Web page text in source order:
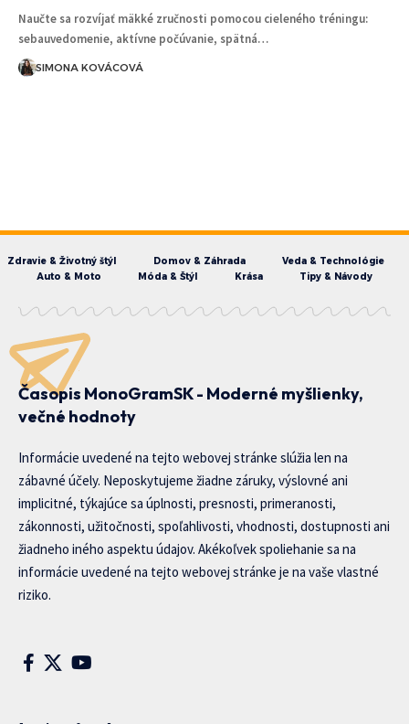
Naučte sa rozvíjať mäkké zručnosti pomocou cieleného tréningu:
sebauvedomenie, aktívne počúvanie, spätná…
SIMONA KOVÁCOVÁ
Zdravie & Životný štýl Domov & Záhrada
Veda & Technológie
Auto & Moto
Móda & Štýl Krása Tipy & Návody
Časopis MonoGramSK - Moderné myšlienky,
večné hodnoty
Informácie uvedené na tejto webovej stránke slúžia len na
zábavné účely. Neposkytujeme žiadne záruky, výslovné ani
implicitné, týkajúce sa úplnosti, presnosti, primeranosti,
zákonnosti, užitočnosti, spoľahlivosti, vhodnosti, dostupnosti ani
žiadneho iného aspektu údajov. Akékoľvek spoliehanie sa na
informácie uvedené na tejto webovej stránke je na vaše vlastné
riziko.